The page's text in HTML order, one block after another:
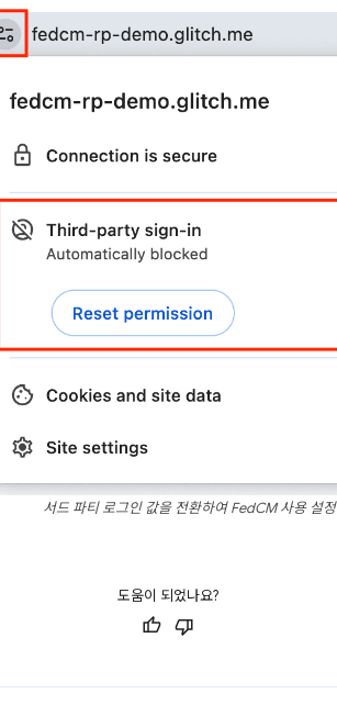
서드 파티 로그인 값을 전환하여 FedCM 사용 설정
도움이 되었나요?